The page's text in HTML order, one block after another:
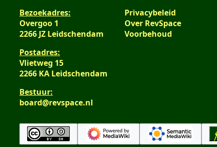
Bezoekadres:
Overgoo 1
2266 JZ Leidschendam
Postadres:
Vlietweg 15
2266 KA Leidschendam
Bestuur:
board@revspace.nl
Privacybeleid
Over RevSpace
Voorbehoud